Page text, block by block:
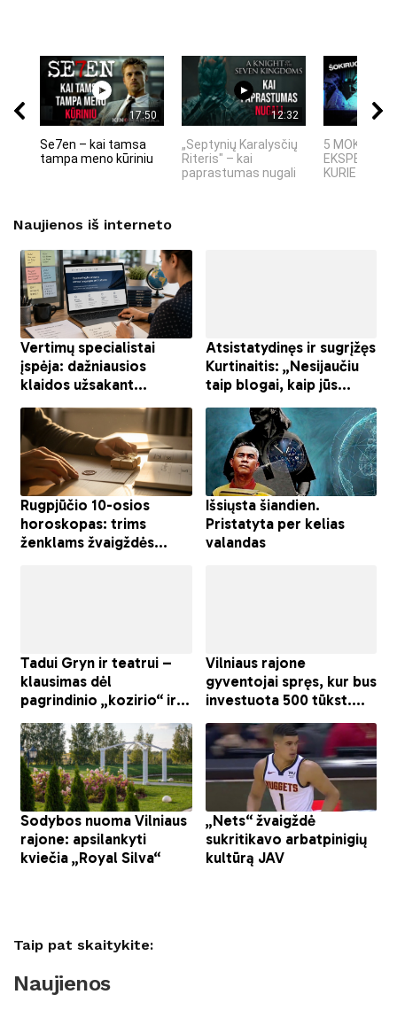
17:50
Se7en – kai tamsa
tampa meno kūriniu
12:32
„Septynių Karalysčių
Riteris" – kai
paprastumas nugali
5 MOKSLINIAI
KURIE
Naujienos iš interneto
Taip pat skaitykite:
Naujienos